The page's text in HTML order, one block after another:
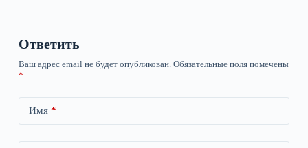
Ответить
Ваш адрес email не будет опубликован. Обязательные поля помечены
*
Имя*